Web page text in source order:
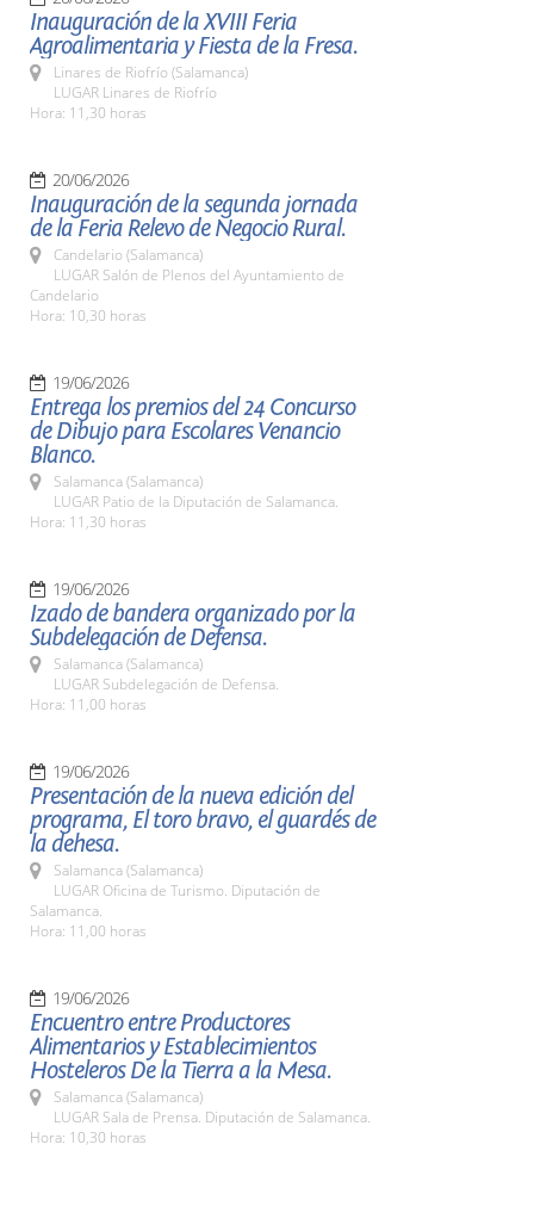
Inauguración de la XVIII Feria
Agroalimentaria y Fiesta de la Fresa.
Linares de Riofrío (Salamanca)
LUGAR Linares de Riofrío
Hora: 11,30 horas
20/06/2026
Inauguración de la segunda jornada
de la Feria Relevo de Negocio Rural.
Candelario (Salamanca)
LUGAR Salón de Plenos del Ayuntamiento de
Candelario
Hora: 10,30 horas
19/06/2026
Entrega los premios del 24 Concurso
de Dibujo para Escolares Venancio
Blanco.
Salamanca (Salamanca)
LUGAR Patio de la Diputación de Salamanca.
Hora: 11,30 horas
19/06/2026
Izado de bandera organizado por la
Subdelegación de Defensa.
Salamanca (Salamanca)
LUGAR Subdelegación de Defensa.
Hora: 11,00 horas
19/06/2026
Presentación de la nueva edición del
programa, El toro bravo, el guardés de
la dehesa.
Salamanca (Salamanca)
LUGAR Oficina de Turismo. Diputación de
Salamanca.
Hora: 11,00 horas
19/06/2026
Encuentro entre Productores
Alimentarios y Establecimientos
Hosteleros De la Tierra a la Mesa.
Salamanca (Salamanca)
LUGAR Sala de Prensa. Diputación de Salamanca.
Hora: 10,30 horas